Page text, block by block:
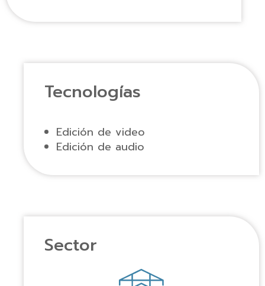
Tecnologías
Edición de video
Edición de audio
Sector